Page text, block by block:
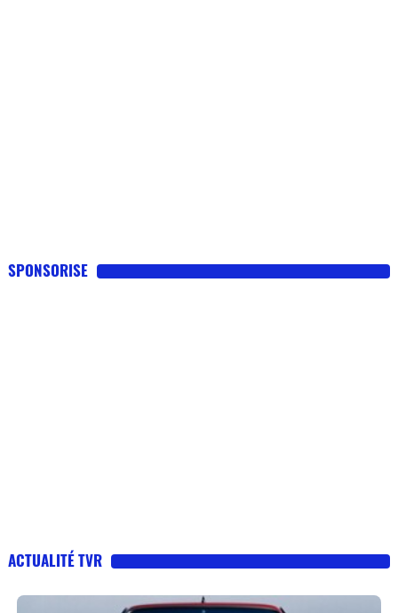
SPONSORISE
ACTUALITÉ TVR